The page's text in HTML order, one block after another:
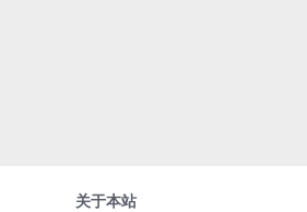
关于本站